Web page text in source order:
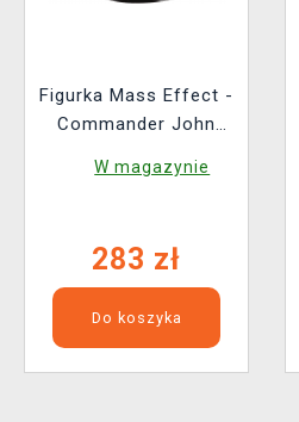
Figurka Mass Effect -
Commander John
W magazynie
283 zł
Do koszyka